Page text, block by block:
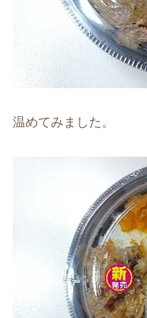
温めてみました。